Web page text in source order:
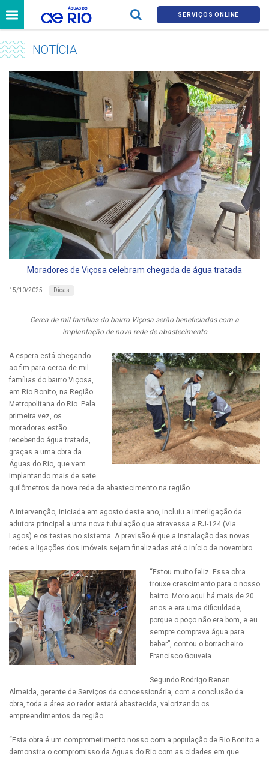
SERVIÇOS ONLINE
NOTÍCIA
Moradores de Viçosa celebram chegada de água tratada
15/10/2025 Dicas
Cerca de mil famílias do bairro Viçosa serão beneficiadas com a
implantação de nova rede de abastecimento
A espera está chegando
ao fim para cerca de mil
famílias do bairro Viçosa,
em Rio Bonito, na Região
Metropolitana do Rio. Pela
primeira vez, os
moradores estão
recebendo água tratada,
graças a uma obra da
Águas do Rio, que vem
implantando mais de sete
quilômetros de nova rede de abastecimento na região.
A intervenção, iniciada em agosto deste ano, incluiu a interligação da
adutora principal a uma nova tubulação que atravessa a RJ-124 (Via
Lagos) e os testes no sistema. A previsão é que a instalação das novas
redes e ligações dos imóveis sejam finalizadas até o início de novembro.
“Estou muito feliz. Essa obra
trouxe crescimento para o nosso
bairro. Moro aqui há mais de 20
anos e era uma dificuldade,
porque o poço não era bom, e eu
sempre comprava água para
beber”, contou o borracheiro
Francisco Gouveia.
Segundo Rodrigo Renan
Almeida, gerente de Serviços da concessionária, com a conclusão da
obra, toda a área ao redor estará abastecida, valorizando os
empreendimentos da região.
“Esta obra é um comprometimento nosso com a população de Rio Bonito e
demonstra o compromisso da Águas do Rio com as cidades em que